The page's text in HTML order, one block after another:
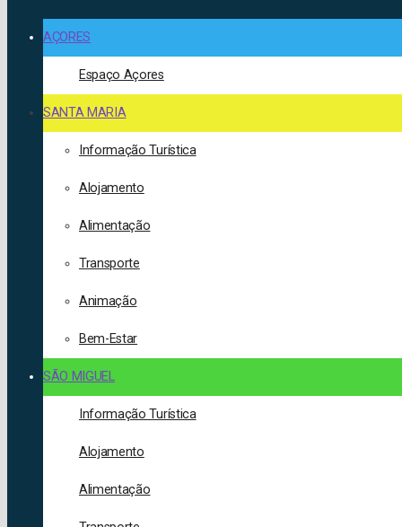
AÇORES
Espaço Açores
SANTA MARIA
Informação Turística
Alojamento
Alimentação
Transporte
Animação
Bem-Estar
SÃO MIGUEL
Informação Turística
Alojamento
Alimentação